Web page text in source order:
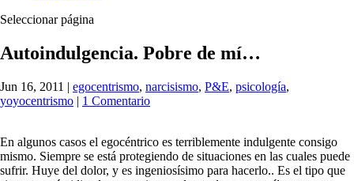
Seleccionar página
Autoindulgencia. Pobre de mí…
Jun 16, 2011 | egocentrismo, narcisismo, P&E, psicología,
yoyocentrismo | 1 Comentario
En algunos casos el egocéntrico es terriblemente indulgente consigo
mismo. Siempre se está protegiendo de situaciones en las cuales puede
sufrir. Huye del dolor, y es ingeniosísimo para hacerlo.. Es el tipo que